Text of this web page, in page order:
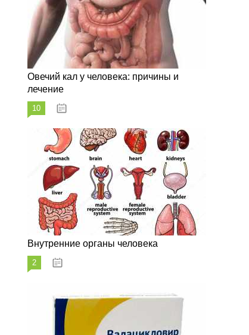
Овечий кал у человека: причины и
лечение
10
Внутренние органы человека
2